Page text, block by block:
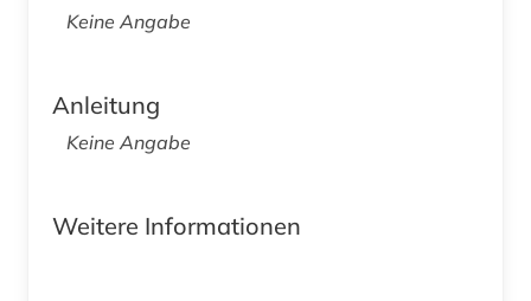
Keine Angabe
Anleitung
Keine Angabe
Weitere Informationen